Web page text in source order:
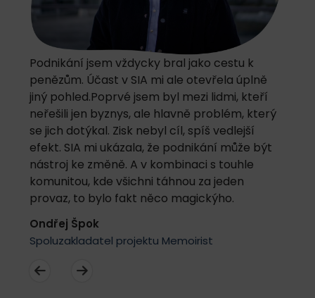
Podnikání jsem vždycky bral jako cestu k
penězům. Účast v SIA mi ale otevřela úplně
jiný pohled.Poprvé jsem byl mezi lidmi, kteří
neřešili jen byznys, ale hlavně problém, který
se jich dotýkal. Zisk nebyl cíl, spíš vedlejší
efekt. SIA mi ukázala, že podnikání může být
nástroj ke změně. A v kombinaci s touhle
komunitou, kde všichni táhnou za jeden
provaz, to bylo fakt něco magickýho.
Ondřej Špok
Spoluzakladatel projektu Memoirist